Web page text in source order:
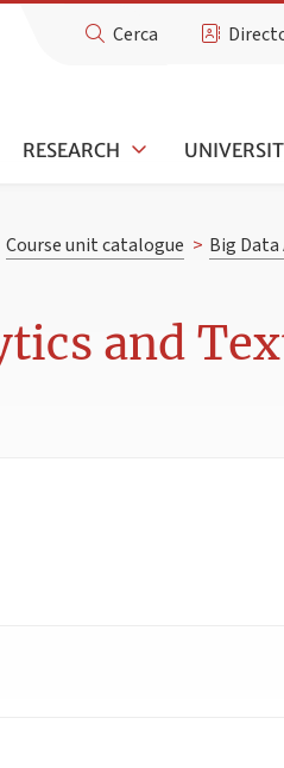
Cerca
RESEARCH
Course unit catalogue > Big
and